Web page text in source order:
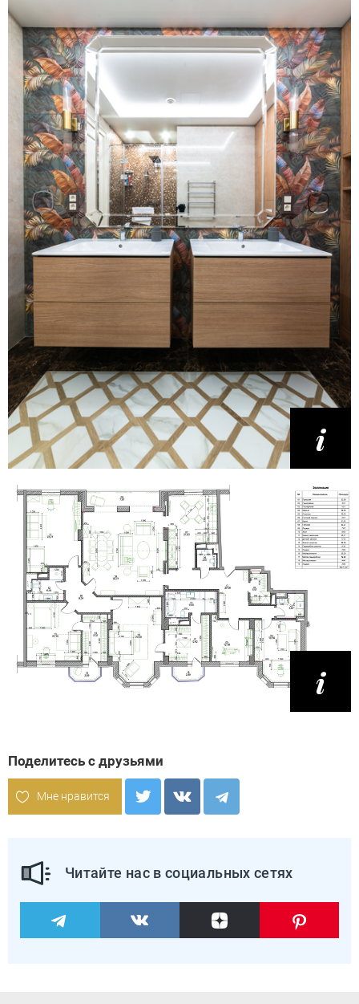
Поделитесь с друзьями
Мне нравится
Читайте нас в социальных сетях